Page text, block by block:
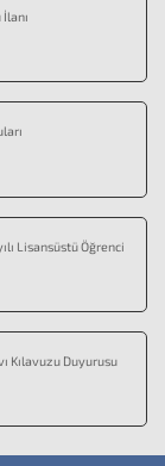
Lisansüstü Öğrenci
Kılavuzu Duyurusu